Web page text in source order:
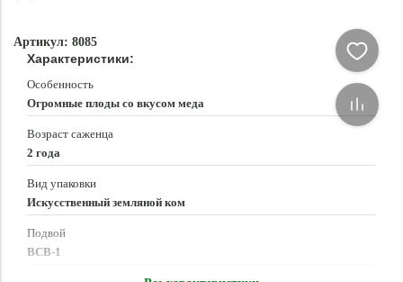
Артикул: 8085
Характеристики:
Особенность
Огромные плоды со вкусом меда
Возраст саженца
2 года
Вид упаковки
Искусственный земляной ком
Подвой
ВСВ-1